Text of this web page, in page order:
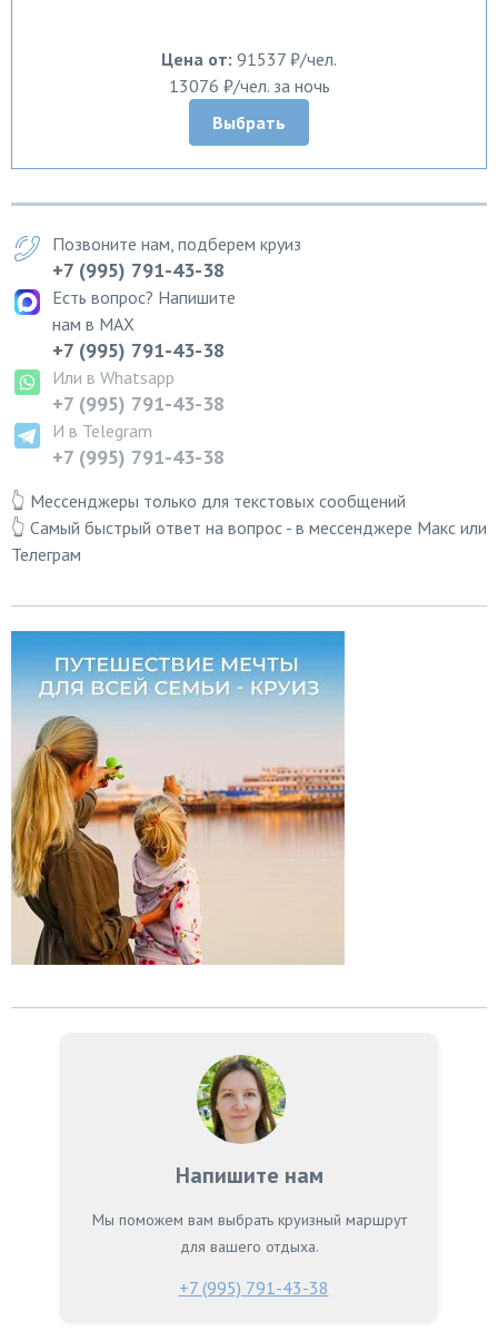
Цена от: 91537 ₽/чел.
13076 ₽/чел. за ночь
Выбрать
Позвоните нам, подберем круиз
+7 (995) 791-43-38
Есть вопрос? Напишите
нам в MAX
+7 (995) 791-43-38
Или в Whatsapp
+7 (995) 791-43-38
И в Telegram
+7 (995) 791-43-38
👆 Мессенджеры только для текстовых сообщений
👆 Самый быстрый ответ на вопрос - в мессенджере Макс или
Телеграм
Напишите нам
Мы поможем вам выбрать круизный маршрут
для вашего отдыха.
+7 (995) 791-43-38